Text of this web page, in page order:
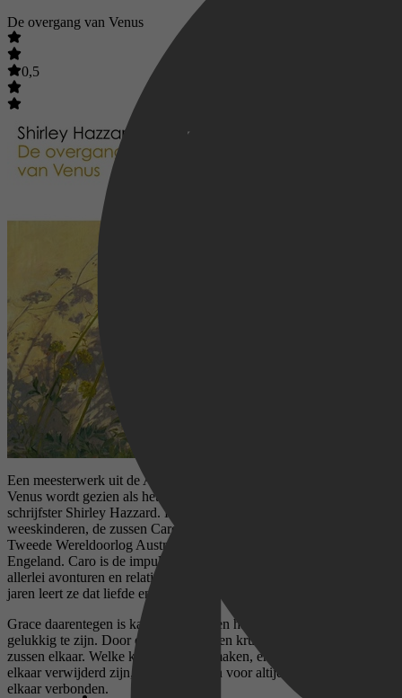
De overgang van Venus
0,5
Een meesterwerk uit de Australische literatuur De overgang van
Venus wordt gezien als het meesterwerk van de Australische
schrijfster Shirley Hazzard. Het is het verhaal van twee
weeskinderen, de zussen Caroline en Grace Bell. Ze verlaten na de
Tweede Wereldoorlog Australië om een nieuw leven te beginnen in
Engeland. Caro is de impulsiefste van de twee en stort zich in
allerlei avonturen en relaties die tot mislukken gedoemd zijn. Met de
jaren leert ze dat liefde en lust eigenlijk vooral verdriet opleveren.
Grace daarentegen is kalm en rustig, en haar huwelijk lijkt lange tijd
gelukkig te zijn. Door de decennia heen kruisen de paden van de
zussen elkaar. Welke keuzes ze ook maken, en hoe ver ze ook van
elkaar verwijderd zijn, hun levens zijn voor altijd onlosmakelijk met
elkaar verbonden.